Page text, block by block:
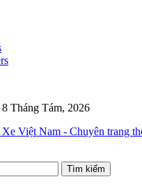
Tháng Tám, 2026
Xe Việt Nam - Chuyên trang